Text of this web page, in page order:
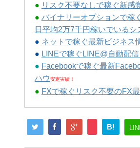
● リスク不要なしで稼ぐ新感
● バイナリーオプションで稼
日平均2万7千円稼いでいるシ
● ネットで稼ぐ最新ビジネス
● LINEで稼ぐLINE@自動配
● Facebookで稼ぐ最新
ハウ安定実績！
● FXで稼ぐリスク不要のFX
B!